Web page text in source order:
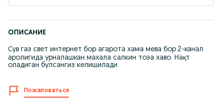
ОПИСАНИЕ
Сув газ свет интернет бор агарота хама мева бор 2-канал
аролигида урналашкан махала салкин тоза хаво. Нақт
оладиган булсангиз келишилади.
Пожаловаться